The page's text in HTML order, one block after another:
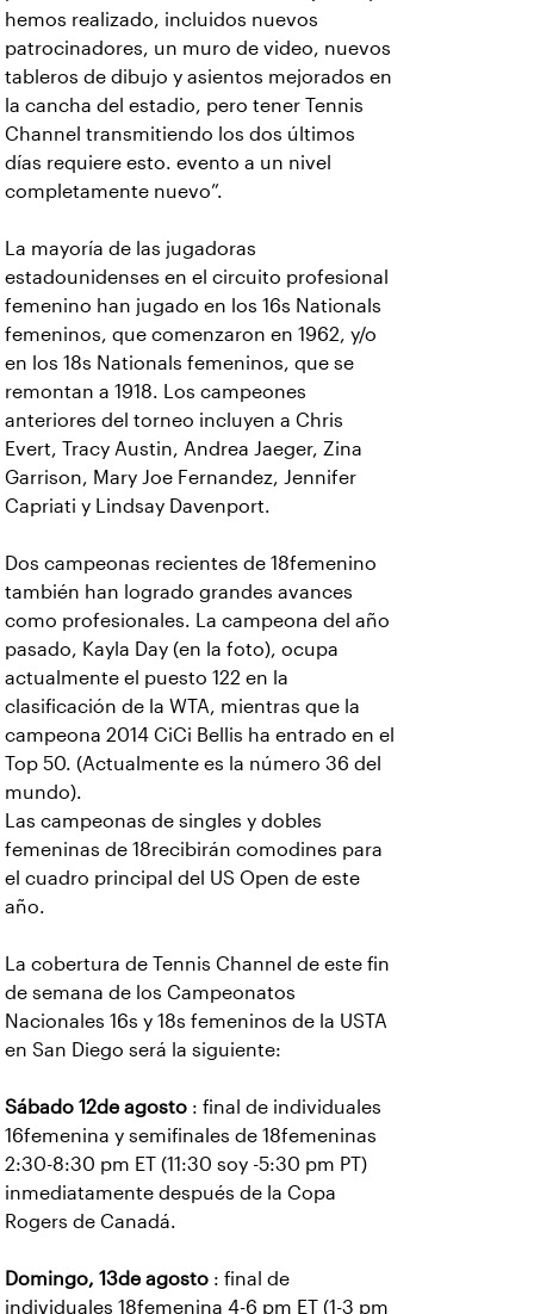
hemos realizado, incluidos nuevos
patrocinadores, un muro de video, nuevos
tableros de dibujo y asientos mejorados en
la cancha del estadio, pero tener Tennis
Channel transmitiendo los dos últimos
días requiere esto. evento a un nivel
completamente nuevo”.
La mayoría de las jugadoras
estadounidenses en el circuito profesional
femenino han jugado en los 16s Nationals
femeninos, que comenzaron en 1962, y/o
en los 18s Nationals femeninos, que se
remontan a 1918. Los campeones
anteriores del torneo incluyen a Chris
Evert, Tracy Austin, Andrea Jaeger, Zina
Garrison, Mary Joe Fernandez, Jennifer
Capriati y Lindsay Davenport.
Dos campeonas recientes de 18femenino
también han logrado grandes avances
como profesionales. La campeona del año
pasado, Kayla Day (en la foto), ocupa
actualmente el puesto 122 en la
clasificación de la WTA, mientras que la
campeona 2014 CiCi Bellis ha entrado en el
Top 50. (Actualmente es la número 36 del
mundo).
Las campeonas de singles y dobles
femeninas de 18recibirán comodines para
el cuadro principal del US Open de este
año.
La cobertura de Tennis Channel de este fin
de semana de los Campeonatos
Nacionales 16s y 18s femeninos de la USTA
en San Diego será la siguiente:
Sábado 12de agosto : final de individuales
16femenina y semifinales de 18femeninas
2:30-8:30 pm ET (11:30 soy -5:30 pm PT)
inmediatamente después de la Copa
Rogers de Canadá.
Domingo, 13de agosto : final de
individuales 18femenina 4-6 pm ET (1-3 pm